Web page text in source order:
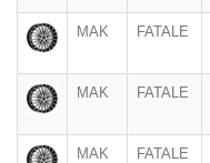
MAK FATALE
MAK FATALE
MAK FATALE